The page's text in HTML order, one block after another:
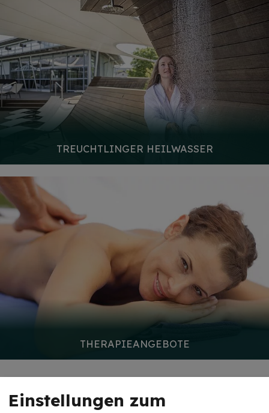
TREUCHTLINGER HEILWASSER
THERAPIEANGEBOTE
Einstellungen zum